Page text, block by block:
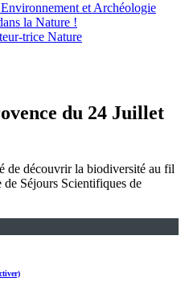
et Archéologie
la Nature !
trice Nature
du 24 Juillet
de découvrir la biodiversité au fil
de Séjours Scientifiques de